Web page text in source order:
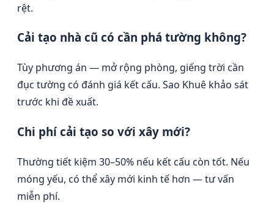
rệt.
Cải tạo nhà cũ có cần phá tường không?
Tùy phương án — mở rộng phòng, giếng trời cần
đục tường có đánh giá kết cấu. Sao Khuê khảo sát
trước khi đề xuất.
Chi phí cải tạo so với xây mới?
Thường tiết kiệm 30–50% nếu kết cấu còn tốt. Nếu
móng yếu, có thể xây mới kinh tế hơn — tư vấn
miễn phí.